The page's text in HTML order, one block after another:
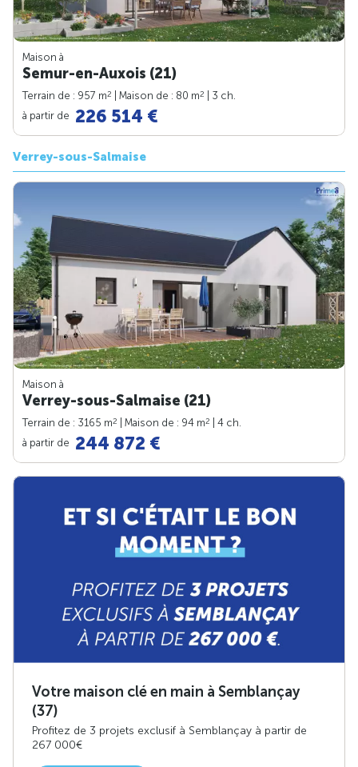
Maison à
Semur-en-Auxois (21)
Terrain de : 957 m2 | Maison de : 80 m2
| 3 ch.
à partir de 226 514 €
Verrey-sous-Salmaise
Maison à
Verrey-sous-Salmaise (21)
Terrain de : 3165 m2 | Maison de : 94 m2
| 4 ch.
à partir de 244 872 €
Votre maison clé en main à Semblançay
(37)
Profitez de 3 projets exclusif à Semblançay à partir de
267 000€